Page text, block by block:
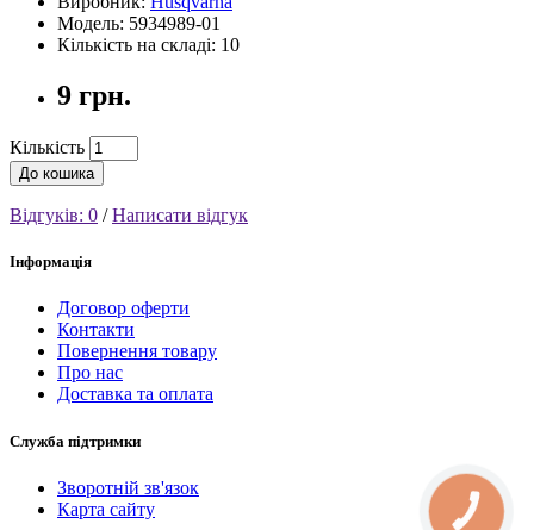
Модель: 5934989-01
Кількість на складі: 10
9 грн.
Кількість
До кошика
Відгуків: 0 /Написати відгук
Інформація
Договор оферти
Контакти
Повернення товару
Про нас
Доставка та оплата
Служба підтримки
Зворотній зв'язок
Карта сайту
КНОПКА
СВЯЗИ